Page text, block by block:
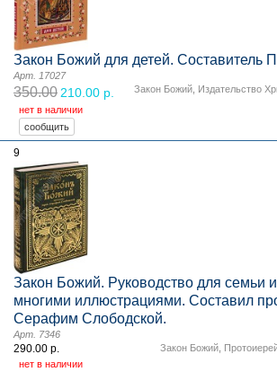
Закон Божий для детей. Составитель
Закон Божий Издательство
Арт. 17027
350.00 210.00 р.
нет в наличии
9
Закон Божий. Руководство для семьи
многими иллюстрациями. Составил
Серафим Слободской.
Закон Божий
Арт. 7346
290.00 р.
нет в наличии